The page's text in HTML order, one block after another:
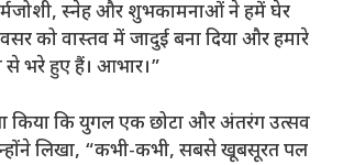
स्नेह और शुभकामनाओं ने हमें घेर
को वास्तव में जादुई बना दिया और हमारे
भरे हुए हैं। आभार।”
किया कि युगल एक छोटा और अंतरंग उत्सव
लिखा, “कभी-कभी, सबसे खूबसूरत पल